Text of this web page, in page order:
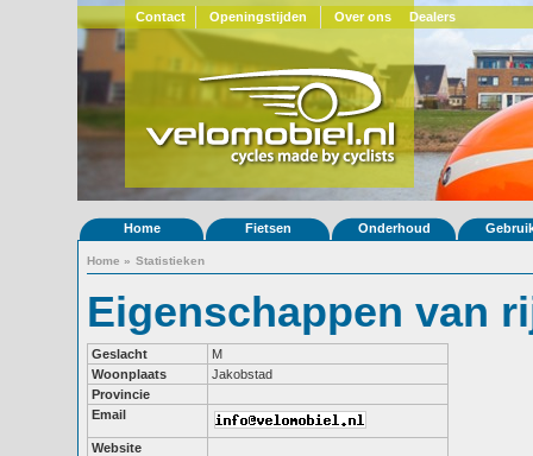
Contact Openingstijden Over ons Dealers
Home Fietsen Onderhoud
Home » Statistieken
Eigenschappen van
Geslacht
M
Woonplaats
Jakobstad
Provincie
Email
Website